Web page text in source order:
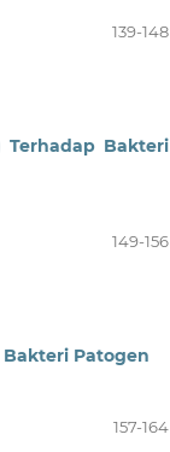
139-148
Bakteri
149-156
Patogen
157-164